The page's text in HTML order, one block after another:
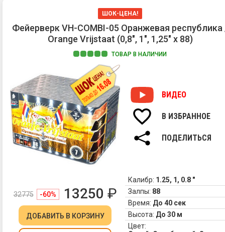
ШОК-ЦЕНА!
Фейерверк VH-COMBI-05 Оранжевая республика
Orange Vrijstaat (0,8", 1", 1,25" х 88)
ТОВАР В НАЛИЧИИ
ВИДЕО
В ИЗБРАННОЕ
ПОДЕЛИТЬСЯ
32775 -60% 13250 ₽
ДОБАВИТЬ В КОРЗИНУ
Калибр: 1.25, 1, 0.8 "
Залпы: 88
Время: До 40 сек
Высота: До 30 м
Цвет: